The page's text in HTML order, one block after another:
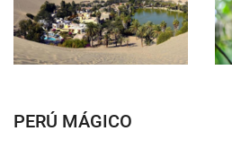
PERÚ MÁGICO